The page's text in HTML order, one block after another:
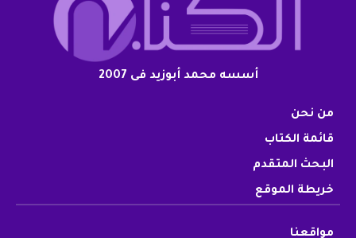
أسسه محمد أبوزيد فى 2007
من نحن
قائمة الكتاب
البحث المتقدم
خريطة الموقع
مواقعنا